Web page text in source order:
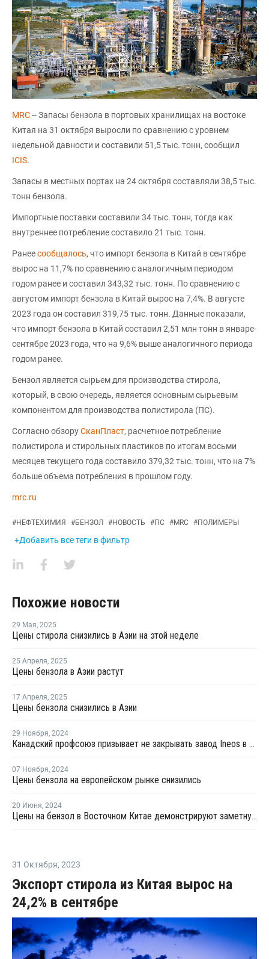
MRC-- Запасы бензола в портовых хранилищах на востоке
Китая на 31 октября выросли по сравнению с уровнем
недельной давности и составили 51,5 тыс. тонн, сообщил
ICIS.
Запасы в местных портах на 24 октября составляли 38,5 тыс.
тонн бензола.
Импортные поставки составили 34 тыс. тонн, тогда как
внутреннее потребление составило 21 тыс. тонн.
Ранеесообщалось, что импорт бензола в Китай в сентябре
вырос на 11,7% по сравнению с аналогичным периодом
годом ранее и составил 343,32 тыс. тонн. По сравнению с
августом импорт бензола в Китай вырос на 7,4%. В августе
2023 года он составил 319,75 тыс. тонн. Данные показали,
что импорт бензола в Китай составил 2,51 млн тонн в январе-
сентябре 2023 года, что на 9,6% выше аналогичного периода
годом ранее.
Бензол является сырьем для производства стирола,
который, в свою очередь, является основным сырьевым
компонентом для производства полистирола (ПС).
Согласно обзоруСканПласт, расчетное потребление
полистирола и стирольных пластиков по итогам восьми
месяцев текущего года составило 379,32 тыс. тонн, что на 7%
больше объема потребления в прошлом году.
mrc.ru
#НЕФТЕХИМИЯ #БЕНЗОЛ #НОВОСТЬ #ПС #MRC #ПОЛИМЕРЫ
+Добавить все теги в фильтр
Похожие новости
29 Мая, 2025
Цены стирола снизились в Азии на этой неделе
25 Апреля, 2025
Цены бензола в Азии растут
17 Апреля, 2025
Цены бензола снизились в Азии
29 Ноября, 2024
Канадский профсоюз призывает не закрывать завод Ineos в Сарнии
07 Ноября, 2024
Цены бензола на европейском рынке снизились
20 Июня, 2024
Цены на бензол в Восточном Китае демонстрируют заметную тенденцию к росту
31 Октября, 2023
Экспорт стирола из Китая вырос на
24,2% в сентябре